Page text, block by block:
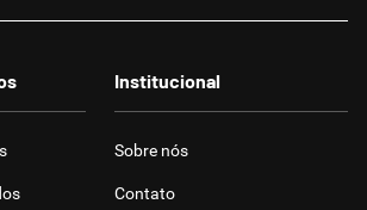
Institucional
Sobre nós
Contato